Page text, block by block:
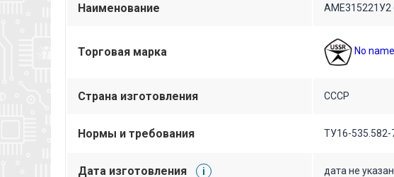
Наименование АМЕ315221У2
Торговая марка No
Страна изготовления СССР
Нормы и требования ТУ16-535.582-
Дата изготовления i дата не